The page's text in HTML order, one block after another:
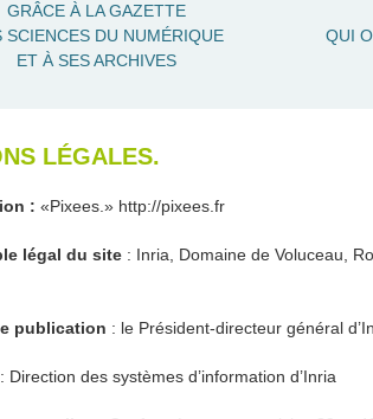
GRÂCE À LA GAZETTE
SCIENCES DU NUMÉRIQUE
ET À SES ARCHIVES
QUI
LÉGALES.
: «Pixees.» http://pixees.fr
légal du site : Inria, Domaine de Voluceau,
publication : le Président-directeur général
Direction des systèmes d’information d’Inria